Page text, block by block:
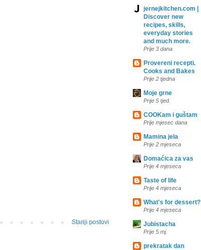
Stariji postovi
jernejkitchen.com |
Discover new
recipes, skills,
everyday stories
and much more.
Prije 3 dana
Provereni recepti.
Cooks and Bakes
Prije 2 tjedna
Moje grne
Prije 5 tjed.
COOKam i guštam
Prije mjesec dana
Mamina jela
Prije 2 mjeseca
Domaćica za vas
Prije 4 mjeseca
Taste of life
Prije 4 mjeseca
What's for dessert?
Prije 4 mjeseca
Jubistacha
Prije 5 mj.
prekratak dan